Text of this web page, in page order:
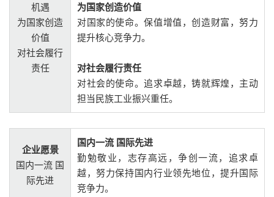
机遇
为国家创造
价值
对社会履行
责任
为国家创造价值
对国家的使命。保值增值，创造财富，努力
提升核心竞争力。
对社会履行责任
对社会的使命。追求卓越，铸就辉煌，主动
担当民族工业振兴重任。
企业愿景
国内一流 国
际先进
国内一流 国际先进
勤勉敬业，志存高远，争创一流，追求卓
越，努力保持国内行业领先地位，提升国际
竞争力。